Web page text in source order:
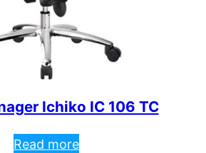
Ichiko IC 106 TC
Read more